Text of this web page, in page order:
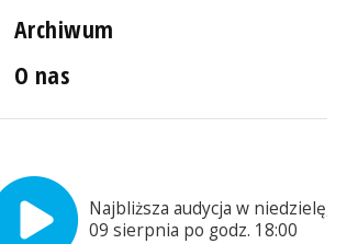
Archiwum
O nas
Najbliższa audycja w niedzielę,
09 sierpnia po godz. 18:00